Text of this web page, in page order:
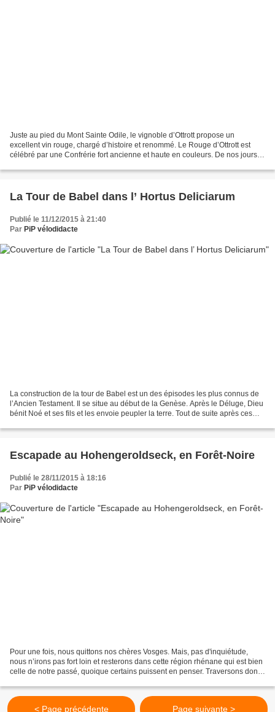
Juste au pied du Mont Sainte Odile, le vignoble d’Ottrott propose un
excellent vin rouge, chargé d’histoire et renommé. Le Rouge d’Ottrott est
célébré par une Confrérie fort ancienne et haute en couleurs. De nos jours,
La Tour de Babel dans l’ Hortus Deliciarum
Publié le 11/12/2015 à 21:40
Par PiP vélodidacte
La construction de la tour de Babel est un des épisodes les plus connus de
l’Ancien Testament. Il se situe au début de la Genèse. Après le Déluge, Dieu
bénit Noé et ses fils et les envoie peupler la terre. Tout de suite après ces
Escapade au Hohengeroldseck, en Forêt-Noire
Publié le 28/11/2015 à 18:16
Par PiP vélodidacte
Pour une fois, nous quittons nos chères Vosges. Mais, pas d'inquiétude,
nous n’irons pas fort loin et resterons dans cette région rhénane qui est bien
celle de notre passé, quoique certains puissent en penser. Traversons donc
< Page précédente Page suivante >